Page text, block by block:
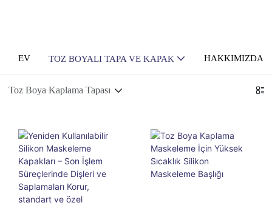
EV TOZ BOYALI TAPA VE KAPAK HAKKIMIZDA
Toz Boya Kaplama Tapası